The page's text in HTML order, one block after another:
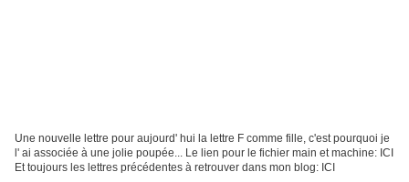
Une nouvelle lettre pour aujourd' hui la lettre F comme fille, c'est pourquoi je
l' ai associée à une jolie poupée... Le lien pour le fichier main et machine: ICI
Et toujours les lettres précédentes à retrouver dans mon blog: ICI